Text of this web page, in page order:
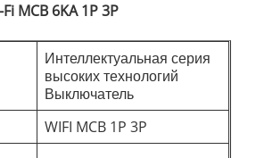
MCB 6KA 1P 3P
Интеллектуальная серия
высоких технологий
Выключатель
WIFI MCB 1P 3P